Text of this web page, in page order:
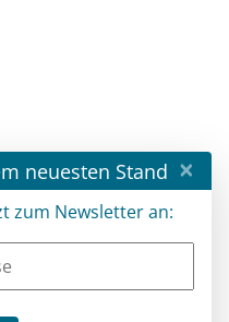
neuesten Stand ×
zum Newsletter an: